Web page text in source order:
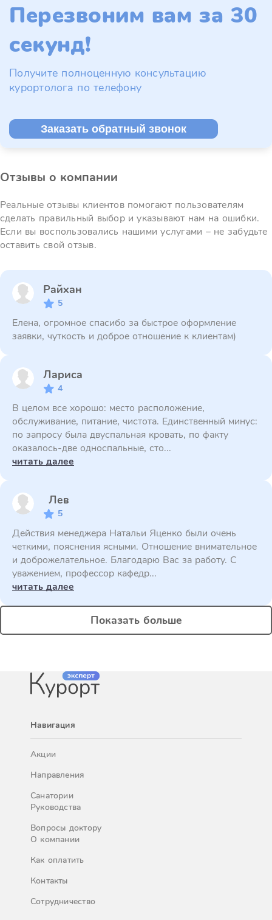
Перезвоним вам за 30
секунд!
Получите полноценную консультацию
курортолога по телефону
Заказать обратный звонок
Отзывы о компании
Реальные отзывы клиентов помогают пользователям
сделать правильный выбор и указывают нам на ошибки.
Если вы воспользовались нашими услугами – не забудьте
оставить свой отзыв.
Райхан
5
Елена, огромное спасибо за быстрое оформление
заявки, чуткость и доброе отношение к клиентам)
Лариса
4
В целом все хорошо: место расположение,
обслуживание, питание, чистота. Единственный минус:
по запросу была двуспальная кровать, по факту
оказалось-две односпальные, сто...
читать далее
Лев
5
Действия менеджера Натальи Яценко были очень
четкими, пояснения ясными. Отношение внимательное
и доброжелательное. Благодарю Вас за работу. С
уважением, профессор кафедр...
читать далее
Показать больше
Навигация
Акции
Направления
Санатории
Руководства
Вопросы доктору
О компании
Как оплатить
Контакты
Сотрудничество